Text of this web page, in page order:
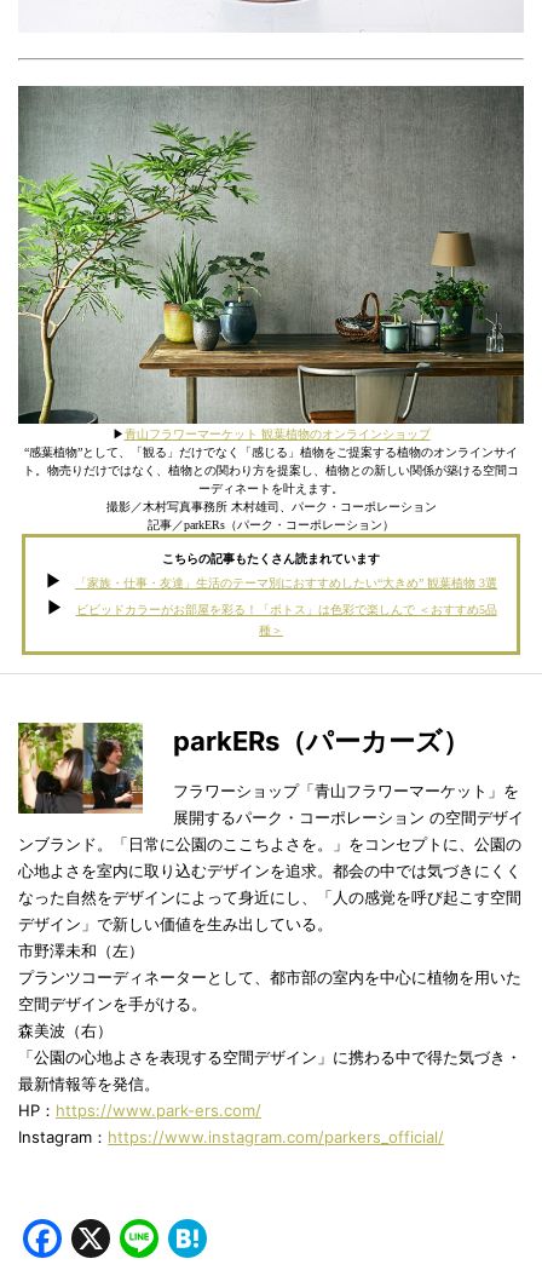
▶︎青山フラワーマーケット 観葉植物のオンラインショップ
“感葉植物”として、「観る」だけでなく「感じる」植物をご提案する植物のオンラインサイ
ト。物売りだけではなく、植物との関わり方を提案し、植物との新しい関係が築ける空間コ
ーディネートを叶えます。
撮影／木村写真事務所 木村雄司、パーク・コーポレーション
記事／parkERs（パーク・コーポレーション）
こちらの記事もたくさん読まれています
「家族・仕事・友達」生活のテーマ別におすすめしたい“大きめ” 観葉植物 3選
ビビッドカラーがお部屋を彩る！「ポトス」は色彩で楽しんで ＜おすすめ5品
種＞
parkERs（パーカーズ）
フラワーショップ「青山フラワーマーケット」を
展開するパーク・コーポレーション の空間デザイ
ンブランド。「日常に公園のここちよさを。」をコンセプトに、公園の
心地よさを室内に取り込むデザインを追求。都会の中では気づきにくく
なった自然をデザインによって身近にし、「人の感覚を呼び起こす空間
デザイン」で新しい価値を生み出している。
市野澤未和（左）
プランツコーディネーターとして、都市部の室内を中心に植物を用いた
空間デザインを手がける。
森美波（右）
「公園の心地よさを表現する空間デザイン」に携わる中で得た気づき・
最新情報等を発信。
HP： https://www.park-ers.com/
Instagram： https://www.instagram.com/parkers_official/
Facebook
X Line